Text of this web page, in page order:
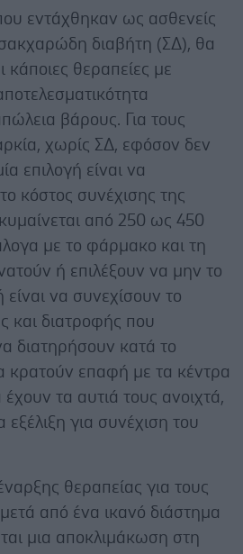
εντάχθηκαν ως ασθενείς
διαβήτη (ΣΔ), θα
θεραπείες με
βάρους. Για τους
χωρίς ΣΔ, εφόσον δεν
επιλογή είναι να
κόστος συνέχισης της
από 250 ως 450
με το φάρμακο και τη
ή επιλέξουν να μην το
να συνεχίσουν το
και διατροφής που
διατηρήσουν κατά το
κρατούν επαφή με τα κέντρα
τα αυτιά τους ανοιχτά,
για συνέχιση του
θεραπείας για τους
μετά από ένα ικανό διάστημα
μια αποκλιμάκωση στη